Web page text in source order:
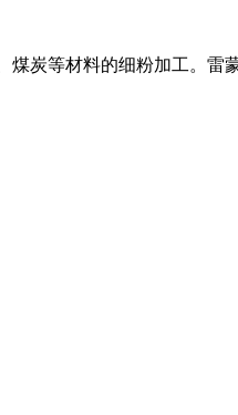
炭等材料的细粉加工。雷